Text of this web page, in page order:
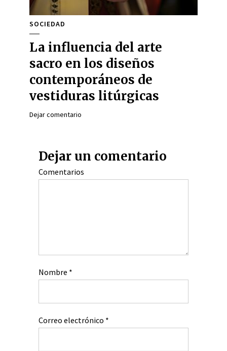
SOCIEDAD
La influencia del arte
sacro en los diseños
contemporáneos de
vestiduras litúrgicas
Dejar comentario
Dejar un comentario
Comentarios
Nombre *
Correo electrónico *